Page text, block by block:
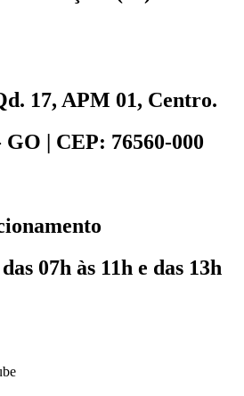
17, APM 01, Centro.
| CEP: 76560-000
07h às 11h e das 13h